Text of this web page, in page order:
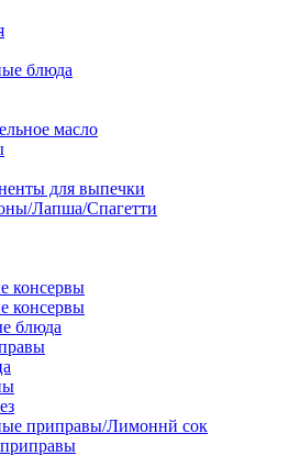
блюда
масло
для выпечки
Лапша/Спагетти
консервы
консервы
блюда
приправы/Лимоннй сок